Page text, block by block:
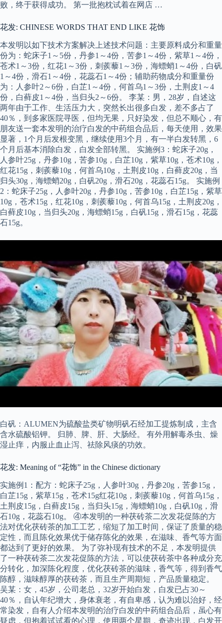
败，终于获得成功。 第一批抱枕试着在网店 …
花发: CHINESE WORDS THAT END LIKE 花饰
本发明以如下技术方案解决上述技术问题：主要原料成分和重量
份为：蛇床子1～5份，丹参1～4份，苦参1～4份，紫草1～4份，
苍术1～3份，红花1～3份，刺蒺藜1～3份，海螵蛸1～4份，白矾
1～4份，滑石1～4份，花蕊石1～4份；辅助药物成分和重量份
为：人参叶2～6份，白芷1～4份，何首乌1～3份，土荆皮1～4
份，白藓皮1～4份，当归头2～6份。 李某：男，28岁，自述这
两年由于工作、生活压力大，突然长出很多白发，差不多占了
40％，到多家医院寻医，但均无果，只好染发，但总不顺心，有
朋友送一套本发明的治疗白发的中药组合品后，每天使用，效果
显著，1个月后发根变黑，继续使用3个月，有一半白发转黑，6
个月后基本消除白发，白发全部转黑。 实施例3：蛇床子20g，
人参叶25g，丹参10g，苦参10g，白芷10g，紫草10g，苍术10g，
红花15g，刺蒺藜10g，何首乌10g，土荆皮10g，白藓皮20g，当
归头30g，海螵蛸20g，白矾20g，滑石20g，花蕊石15g。 实施例
2：蛇床子25g，人参叶20g，丹参10g，苦参10g，白芷15g，紫草
10g，苍术15g，红花10g，刺蒺藜10g，何首乌15g，土荆皮20g，
白藓皮10g，当归头20g，海螵蛸15g，白矾15g，滑石15g，花蕊
石15g。
白矾：ALUMEN为硫酸盐类矿物明矾石经加工提炼制成，主含
含水硫酸铝钾。 归肺、脾、肝、大肠经。 有外用解毒杀虫、燥
湿止痒，内服止血止泻、祛除风痰的功效。
花发: Meaning of “花饰” in the Chinese dictionary
实施例1：配方：蛇床子25g，人参叶30g，丹参20g，苦参15g，
白芷15g，紫草15g，苍术15g红花10g，刺蒺藜10g，何首乌15g，
土荆皮15g，白藓皮15g，当归头15g，海螵蛸10g，白矾10g，滑
石10g，花蕊石10g。 ④本发明的一种茯砖茶二次发花促陈的方
法对优化茯砖茶的加工工艺，缩短了加工时间，保证了质量的稳
定性，而且陈化效果优于储存陈化的效果，在滋味、香气等方面
都达到了更好的效果。 为了弥补现有技术的不足，本发明提供
了一种茯砖茶二次发花促陈的方法，可以使茯砖茶中各种成分充
分转化，加深陈化程度，优化茯砖茶的滋味，香气等，得到香气
陈醇，滋味醇厚的茯砖茶，而且生产周期短，产品质量稳定。
吴某：女，45岁，公司老总，32岁开始白发，白发已占30～
40％，自认年纪增大，身体衰老，有自卑感，认为难以治好，经
常染发，自有人介绍本发明的治疗白发的中药组合品后，虽心有
疑虑，但抱着试试看的心理，使用两个星期，奇迹出现，白发开